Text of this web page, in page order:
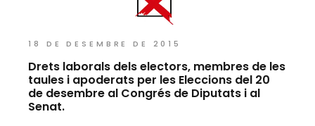
18 DE DESEMBRE DE 2015
Drets laborals dels electors, membres de les
taules i apoderats per les Eleccions del 20
de desembre al Congrés de Diputats i al
Senat.